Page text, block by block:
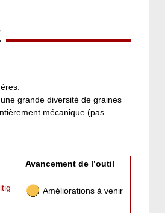
grande diversité de graines
mécanique (pas
Avancement de l’outil
Améliorations à venir